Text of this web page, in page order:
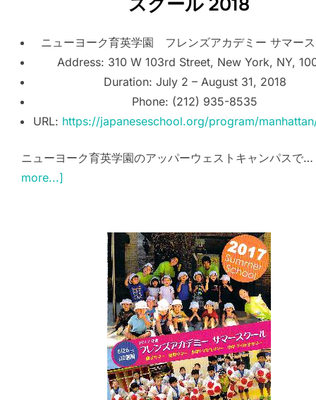
ニューヨーク育英学園 フレンズアカデミー サマー
Address: 310 W 103rd Street, New York, NY,
Duration: July 2 – August 31, 2018
Phone: (212) 935-8535
URL: https://japaneseschool.org/program/
ニューヨーク育英学園のアッパーウェストキャンパスで…
more...]